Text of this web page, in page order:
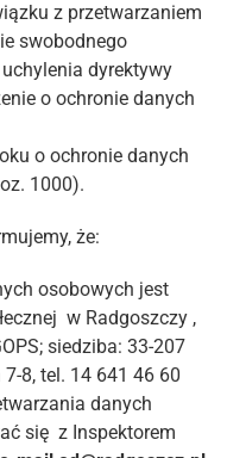
z przetwarzaniem
swobodnego
dyrektywy
o ochronie danych
o ochronie danych
1000).
że:
osobowych jest
w Radgoszczy ,
siedziba: 33-207
8, tel. 14 641 46 60
danych
się z Inspektorem